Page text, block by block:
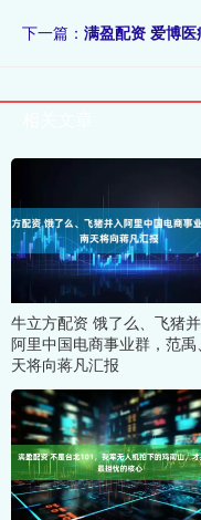
下一篇： 满盈配资 爱博
牛立方配资 饿了么、飞猪
阿里中国电商事业群，范禹
天将向蒋凡汇报